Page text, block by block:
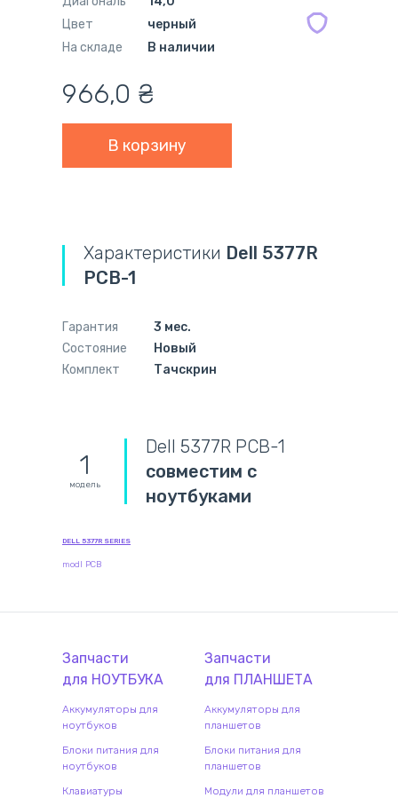
Цвет
черный
На складе
В наличии
966,0 ₴
Характеристики Dell 5377R
PCB-1
Гарантия
3 мес.
Состояние
Новый
Комплект
Тачскрин
1
модель
Dell 5377R PCB-1
совместим с
ноутбуками
DELL 5377R SERIES
modl PCB
Запчасти
для НОУТБУКА
Аккумуляторы для
ноутбуков
Блоки питания для
ноутбуков
Клавиатуры
Запчасти
для ПЛАНШЕТА
Аккумуляторы для
планшетов
Блоки питания для
планшетов
Модули для планшетов